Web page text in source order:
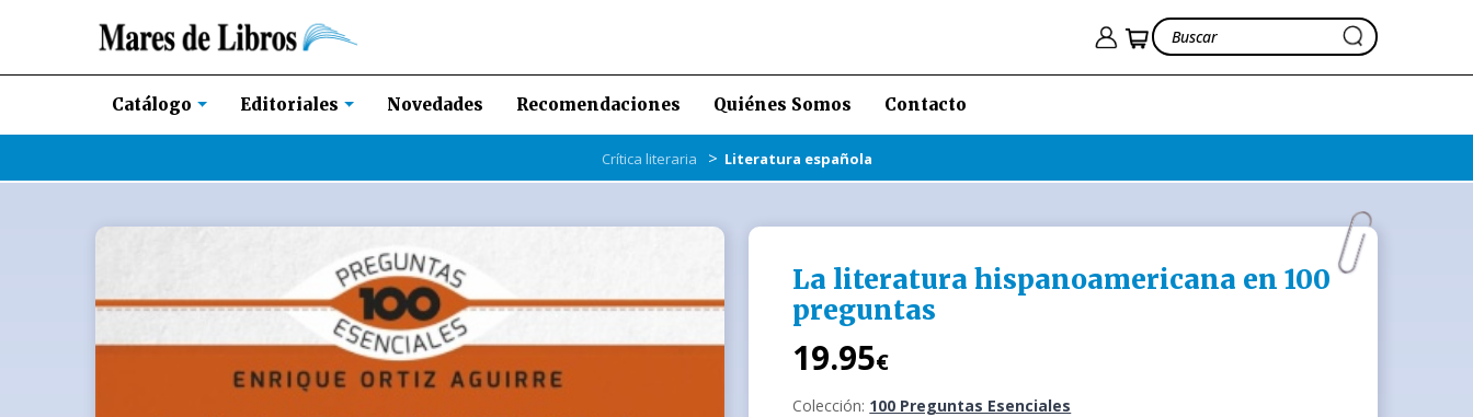
Catálogo Editoriales Novedades Recomendaciones Quiénes Somos Contacto
Crítica literaria > Literatura española
La literatura hispanoamericana en 100
preguntas
19.95€
Colección: 100 Preguntas Esenciales